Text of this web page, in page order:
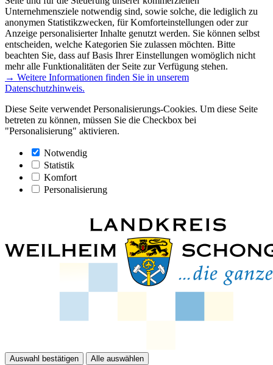
Unternehmensziele notwendig sind, sowie solche, die lediglich zu
anonymen Statistikzwecken, für Komforteinstellungen oder zur
Anzeige personalisierter Inhalte genutzt werden. Sie können selbst
entscheiden, welche Kategorien Sie zulassen möchten. Bitte
beachten Sie, dass auf Basis Ihrer Einstellungen womöglich nicht
mehr alle Funktionalitäten der Seite zur Verfügung stehen.
→ Weitere Informationen finden Sie in unserem
Datenschutzhinweis.
Diese Seite verwendet Personalisierungs-Cookies. Um diese Seite
betreten zu können, müssen Sie die Checkbox bei
"Personalisierung" aktivieren.
Notwendig
Statistik
Komfort
Personalisierung
Auswahl bestätigen Alle auswählen